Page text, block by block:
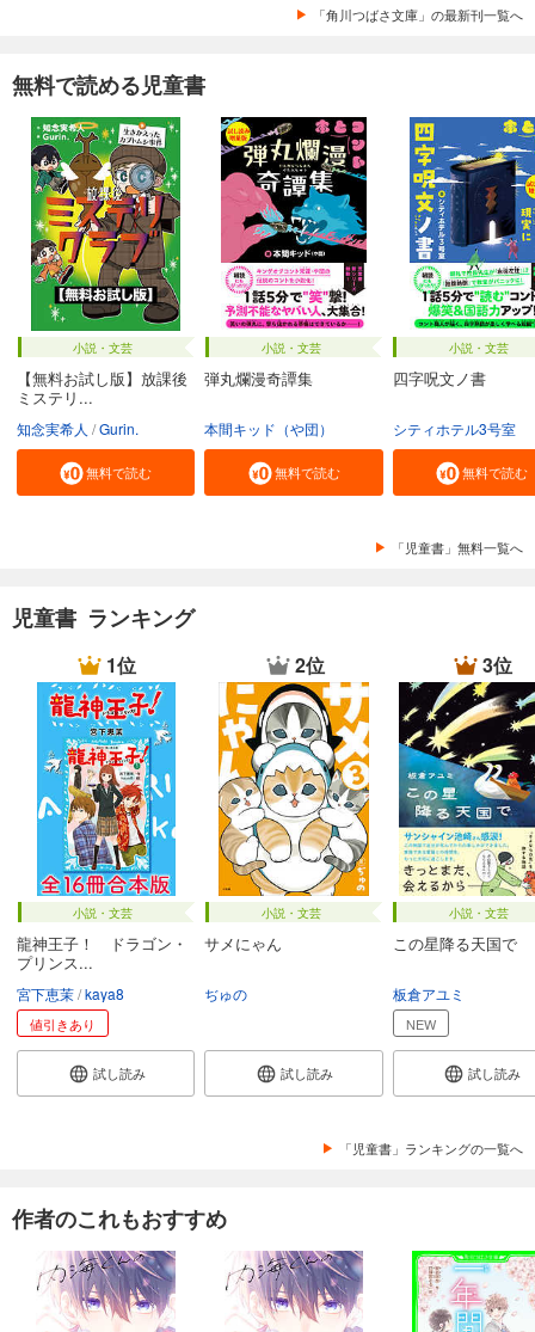
「角川つばさ文庫」の最新刊一覧へ
無料で読める児童書
小説・文芸
【無料お試し版】放課後
ミステリ...
知念実希人 Gurin.
無料で読む
小説・文芸
弾丸爛漫奇譚集
本間キッド（や団）
無料で読む
小説・文芸
四字呪文ノ書
シティホテル3号室
無料で読む
「児童書」無料一覧へ
児童書 ランキング
1位
小説・文芸
龍神王子！ ドラゴン・
プリンス...
宮下恵茉 kaya8
値引きあり
試し読み
2位
小説・文芸
サメにゃん
ぢゅの
試し読み
3位
小説・文芸
この星降る天国で
板倉アユミ
NEW
試し読み
「児童書」ランキングの一覧へ
作者のこれもおすすめ